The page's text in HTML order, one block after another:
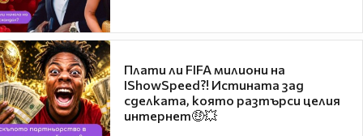
Плати ли FIFA милиони на
IShowSpeed?! Истината зад
сделката, която разтърси целия
интернет🤑💥